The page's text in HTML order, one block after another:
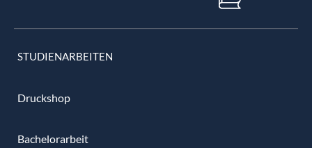
STUDIENARBEITEN
Druckshop
Bachelorarbeit